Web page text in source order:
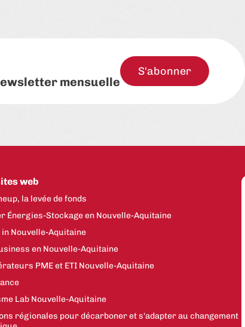
mensuelle
S'abonner
web
la levée de fonds
Énergies-Stockage en Nouvelle-Aquitaine
Nouvelle-Aquitaine
en Nouvelle-Aquitaine
PME et ETI Nouvelle-Aquitaine
Lab Nouvelle-Aquitaine
régionales pour décarboner et s'adapter au changement